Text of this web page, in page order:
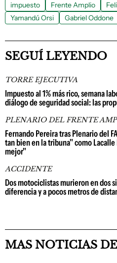
impuesto Frente Amplio
Yamandú Orsi
Gabriel Oddone
SEGUÍ LEYENDO
TORRE EJECUTIVA
Impuesto al 1% más rico, semana
diálogo de seguridad social: las
PLENARIO DEL FRENTE
Fernando Pereira tras Plenario del
tan bien en la tribuna" como
mejor"
ACCIDENTE
Dos motociclistas murieron en dos
diferencia y a pocos metros de
MAS NOTICIAS